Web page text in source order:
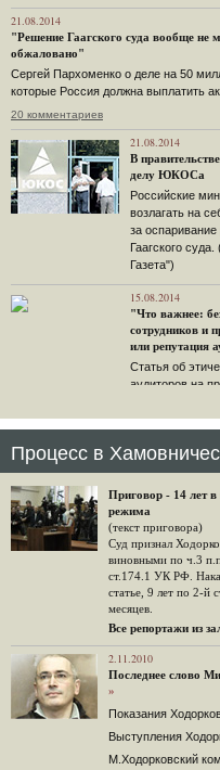
21.08.2014
"Решение Гаагского суда вообще не
обжаловано"
Сергей Пархоменко о деле на 50
которые Россия должна выплатить
20 комментариев
21.08.2014
В
делу ЮКОСа
Российские
возлагать на
за
Гаагского
Газета")
15.08.2014
"Что важнее:
сотрудников и
или репутация
Статья об
аудиторов на
громкого
ЮКОСу.
15.08.2014
стороны
защитой
Швейцарская
Zeitung" о
решении.
48 комментариев
Не исключил
Владимир Путин допускает, что
под юрисдикции ЕСПЧ.
88 комментариев
14.08.2014
Нарулил
Процесс в
Приговор - 14 лет
режима
(текст приговора)
Суд признал
виновными по ч.3
ст.174.1 УК РФ.
статье, 9 лет по 2-й
месяцев.
Все репортажи из
2.11.2010
Последнее слово
»
Показания
Выступления
М.Ходорковский